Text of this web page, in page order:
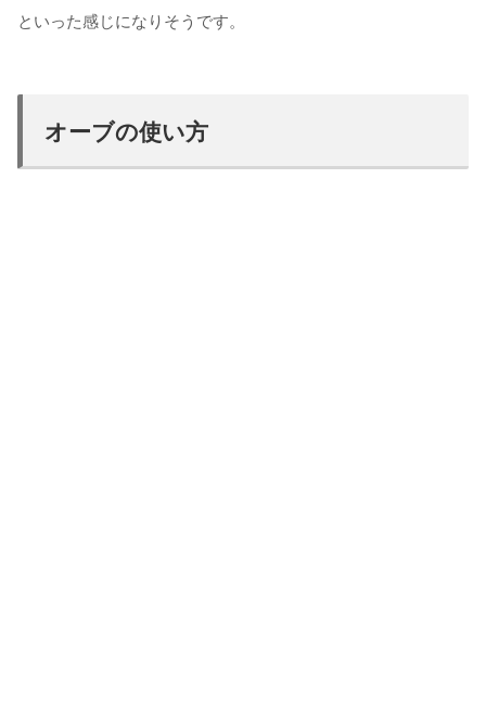
といった感じになりそうです。
オーブの使い方